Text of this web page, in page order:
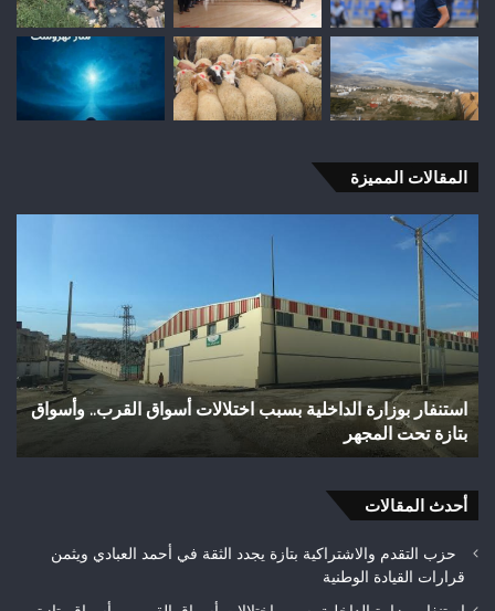
المقالات المميزة
القرب.. وأسواق
بالسلاح
بوزملان
ضواحي
تازة..
ومطالب
الأمن
وفاة شخص إثر طعنة بالسلاح الأبيض بوادي
تازة.. ومطالب بتعزيز الأمن
أحدث المقالات
حزب التقدم والاشتراكية بتازة يجدد الثقة في أحمد العبادي ويثمن
قرارات القيادة الوطنية